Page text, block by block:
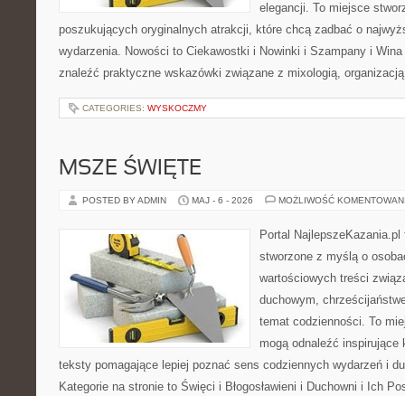
elegancji. To miejsce
poszukujących oryginalnych atrakcji, które chcą zadbać o
wydarzenia. Nowości to Ciekawostki i Nowinki i Szampany i
znaleźć praktyczne wskazówki związane z mixologią,
CATEGORIES: WYSKOCZMY
MSZE ŚWIĘTE
POSTED BY ADMIN MAJ - 6 - 2026 MOŻLIWOŚĆ
Portal
stworzone z myślą o
wartościowych treści
duchowym,
temat codzienności. To
mogą odnaleźć inspirujące
teksty pomagające lepiej poznać sens codziennych wydarzeń i
Kategorie na stronie to Święci i Błogosławieni i Duchowni i Ich